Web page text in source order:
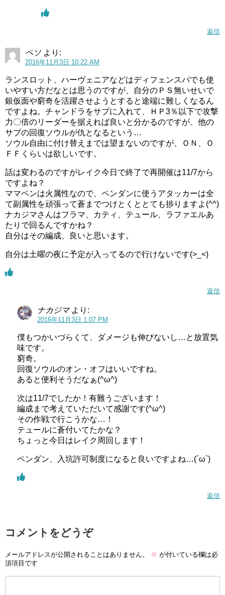
返信
ペソ より:
2016年11月3日 10:22 AM
ランスロット、ハーヴェニアなどはディフェンスパでも使
いやすい方だなとは思うのですが、自分のＰＳ無いせいで
銀仮面や窮奇を活躍させようとすると途端に難しくなるん
ですよね。チャンドラをサブに入れて、ＨＰ3％以下で攻撃
力〇倍のリーダーを据えれば良いと分かるのですが、他の
サブの回復ソウルが仇となるという…
ソウル自由に付け替えまでは望まないのですが、ＯＮ、Ｏ
ＦＦくらいは欲しいです。
話は変わるのですがレイク今日で終了で再開催は11/7から
ですよね？
ママペンは火属性なので、ペンダンに使うアタッカーは全
て副属性を頑張って蒼までつけとくととても捗りますよ(^^)
ナカジマさんはフラマ、カティ、テュール、ラファエルあ
たりで回るんですかね？
自分はその編成、良いと思います。
自分は土曜の夜に予定が入ってるので行けないです(>_<)
返信
ナカジマ より:
2016年11月3日 1:07 PM
僕もつかいづらくて、ダメージも伸びないし…と放置気
味です。
窮奇。
回復ソウルのオン・オフはいいですね。
あると便利そうだなぁ(^ω^)
次は11/7でしたか！有難うございます！
編成まで考えていただいて感謝です(^ω^)
その作戦で行こうかな…！
テュールに蒼付いてたかな？
ちょっと今日はレイク周回します！
ペンダン、入坑許可制度になると良いですよね…(´ω`)
返信
コメントをどうぞ
メールアドレスが公開されることはありません。 ※ が付いている欄は必
須項目です